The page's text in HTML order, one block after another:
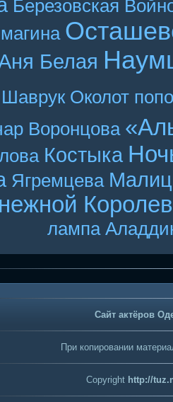
Березовская
Белая
Шаврук Околот
Воронцова
Костыка
Ягремцева
лампа
Сайт актёров
При копировании
Copyright http://